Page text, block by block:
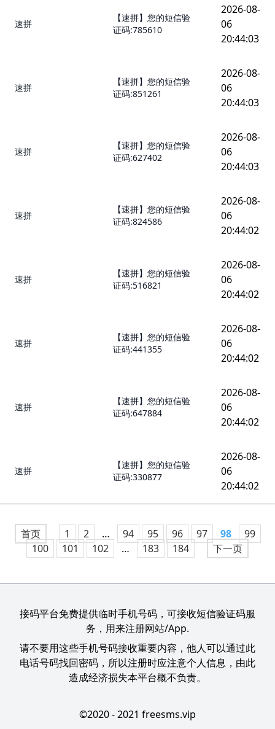
速拼
【速拼】您的短信验
证码:785610
2026-08-
06
20:44:03
速拼
【速拼】您的短信验
证码:851261
2026-08-
06
20:44:03
速拼
【速拼】您的短信验
证码:627402
2026-08-
06
20:44:03
速拼
【速拼】您的短信验
证码:824586
2026-08-
06
20:44:02
速拼
【速拼】您的短信验
证码:516821
2026-08-
06
20:44:02
速拼
【速拼】您的短信验
证码:441355
2026-08-
06
20:44:02
速拼
【速拼】您的短信验
证码:647884
2026-08-
06
20:44:02
速拼
【速拼】您的短信验
证码:330877
2026-08-
06
20:44:02
首页 1 2 … 94 95 96 97 98
99
100
101 102 … 183 184 下一页
接码平台免费提供临时手机号码，可接收短信验证码服
务，用来注册网站/App.
请不要用这些手机号码接收重要内容，他人可以通过此
电话号码找回密码，所以注册时应注意个人信息，由此
造成经济损失本平台概不负责。
©2020 - 2021 freesms.vip